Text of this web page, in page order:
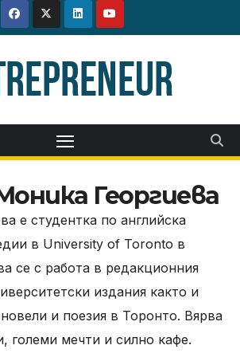
Георгиева
е студентка по английска
в University of Toronto в
се с работа в редакционния
издания както и
и поезия в Торонто. Вярва
големи мечти и силно кафе.